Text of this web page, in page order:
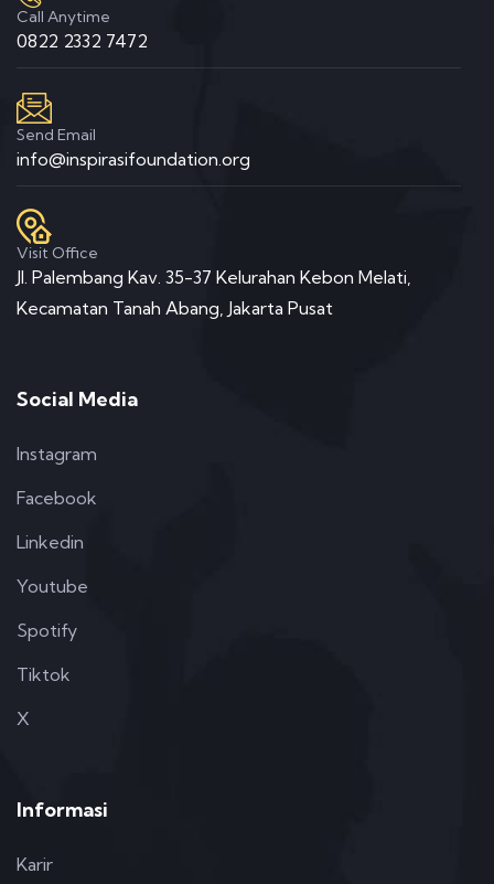
Call Anytime
0822 2332 7472
Send Email
info@inspirasifoundation.org
Visit Office
Jl. Palembang Kav. 35-37 Kelurahan Kebon Melati,
Kecamatan Tanah Abang, Jakarta Pusat
Social Media
Instagram
Facebook
Linkedin
Youtube
Spotify
Tiktok
X
Informasi
Karir